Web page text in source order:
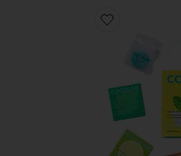
Favorite НАБОР